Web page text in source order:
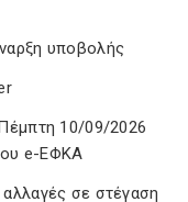
υποβολής
10/09/2026
e-ΕΦΚΑ
σε στέγαση